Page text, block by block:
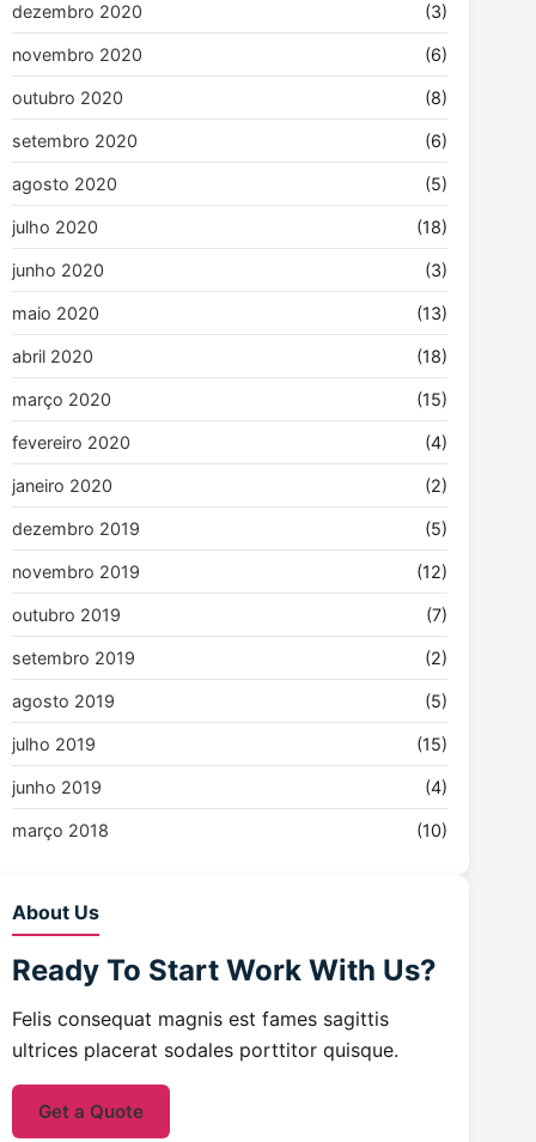
dezembro 2020 (3)
novembro 2020 (6)
outubro 2020 (8)
setembro 2020 (6)
agosto 2020 (5)
julho 2020 (18)
junho 2020 (3)
maio 2020 (13)
abril 2020 (18)
março 2020 (15)
fevereiro 2020 (4)
janeiro 2020 (2)
dezembro 2019 (5)
novembro 2019 (12)
outubro 2019 (7)
setembro 2019 (2)
agosto 2019 (5)
julho 2019 (15)
junho 2019 (4)
março 2018 (10)
About Us
Ready To Start Work With Us?
Felis consequat magnis est fames sagittis
ultrices placerat sodales porttitor quisque.
Get a Quote